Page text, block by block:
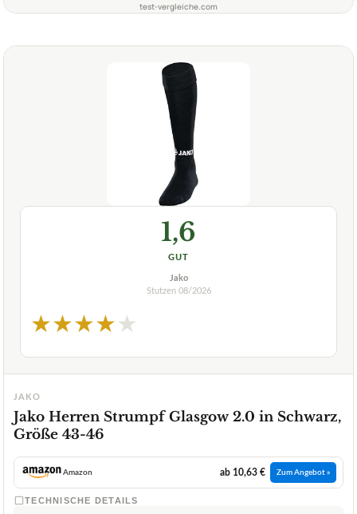
test-vergleiche.com
1,6
GUT
Jako
Stutzen 08/2026
★★★★★
JAKO
Jako Herren Strumpf Glasgow 2.0 in Schwarz,
Größe 43-46
Amazon ab 10,63 € Zum Angebot »
TECHNISCHE DETAILS